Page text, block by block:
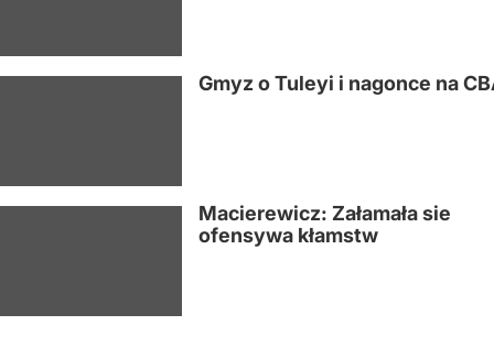
Gmyz o Tuleyi i nagonce na
Macierewicz: Załamała sie
ofensywa kłamstw